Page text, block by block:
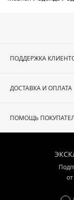
ПОДДЕРЖКА
ДОСТАВКА И ОПЛАТА
ПОМОЩЬ